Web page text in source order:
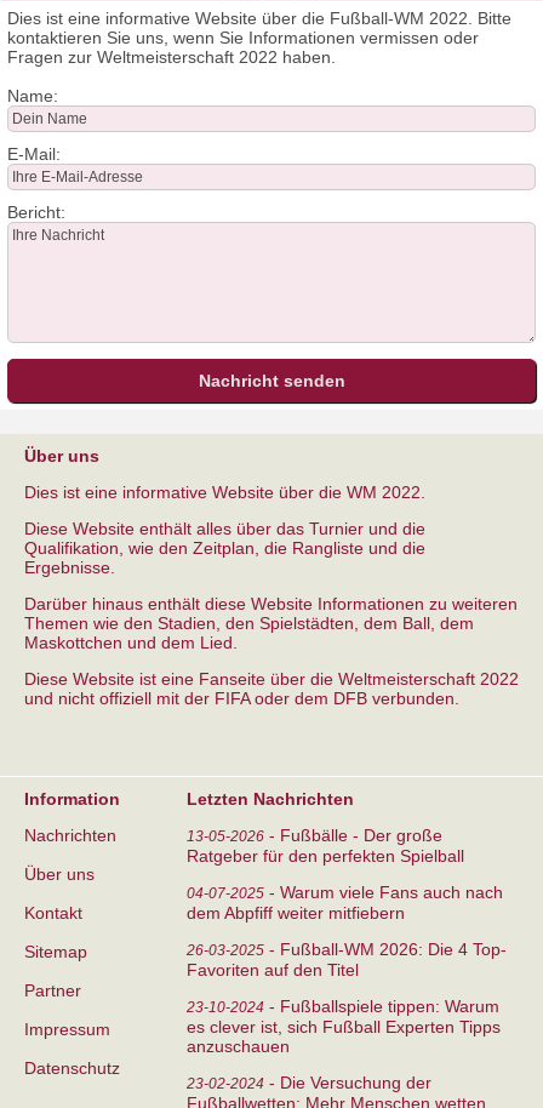
Dies ist eine informative Website über die Fußball-WM 2022. Bitte
kontaktieren Sie uns, wenn Sie Informationen vermissen oder
Fragen zur Weltmeisterschaft 2022 haben.
Name:
E-Mail:
Bericht:
Über uns
Dies ist eine informative Website über die WM 2022.
Diese Website enthält alles über das Turnier und die
Qualifikation, wie den Zeitplan, die Rangliste und die
Ergebnisse.
Darüber hinaus enthält diese Website Informationen zu weiteren
Themen wie den Stadien, den Spielstädten, dem Ball, dem
Maskottchen und dem Lied.
Diese Website ist eine Fanseite über die Weltmeisterschaft 2022
und nicht offiziell mit der FIFA oder dem DFB verbunden.
Information
Nachrichten
Über uns
Kontakt
Sitemap
Partner
Impressum
Datenschutz
Letzten Nachrichten
13-05-2026 - Fußbälle - Der große
Ratgeber für den perfekten Spielball
04-07-2025 -Warum viele Fans auch nach
dem Abpfiff weiter mitfiebern
26-03-2025 - Fußball-WM 2026: Die 4 Top-
Favoriten auf den Titel
23-10-2024 - Fußballspiele tippen: Warum
es clever ist, sich Fußball Experten Tipps
anzuschauen
23-02-2024 - Die Versuchung der
Fußballwetten: Mehr Menschen wetten,